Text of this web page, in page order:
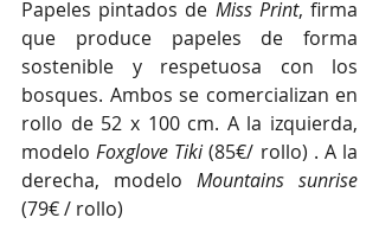
Papeles pintados de Miss Print, firma
que produce papeles de forma
sostenible y respetuosa con los
bosques. Ambos se comercializan en
rollo de 52 x 100 cm. A la izquierda,
modelo Foxglove Tiki (85€/ rollo) . A la
derecha, modelo Mountains sunrise
(79€ / rollo)